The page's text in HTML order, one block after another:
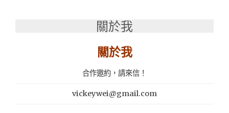
新
關於我
關於我
合作邀約，請來信！
vickeywei@gmail.com